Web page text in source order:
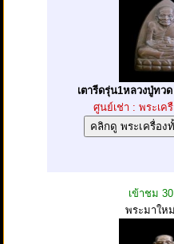
เตารีดรุ่น1หลวงปู่ทว
ศูนย์เช่า : พระเค
เข้าชม
พระมาให